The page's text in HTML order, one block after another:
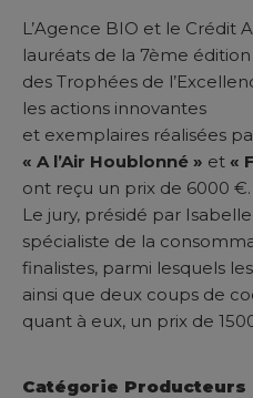
L’Agence BIO et le Crédit
lauréats de la 7ème édition
des Trophées de
les actions innovantes
et exemplaires réalisées
« A l’Air Houblonné » et «
ont reçu un prix de 6000 €.
Le jury, présidé par
spécialiste de la
finalistes, parmi lesquels
ainsi que deux coups de
quant à eux, un prix de
Catégorie Producteurs